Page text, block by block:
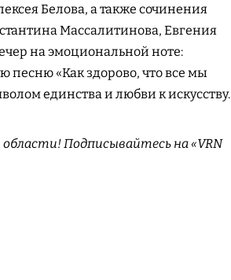
Белова, а также сочинения
Массалитинова, Евгения
на эмоциональной ноте:
песню «Как здорово, что все мы
единства и любви к искусству.
Подписывайтесь на «VRN